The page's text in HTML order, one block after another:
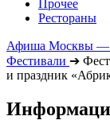
Прочее
Рестораны
Афиша Москвы —
Фестивали ➔
и праздник